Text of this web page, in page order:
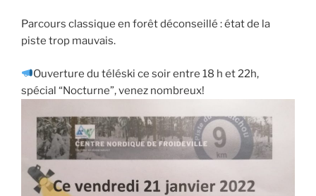
Parcours classique en forêt déconseillé : état de la
piste trop mauvais.
Ouverture du téléski ce soir entre 18 h et 22h,
spécial “Nocturne”, venez nombreux!